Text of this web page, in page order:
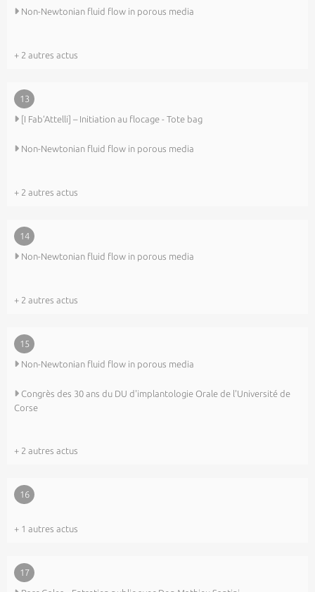
Non-Newtonian fluid flow in porous media
+ 2 autres actus
13
[I Fab’Attelli] – Initiation au flocage - Tote bag
Non-Newtonian fluid flow in porous media
+ 2 autres actus
14
Non-Newtonian fluid flow in porous media
+ 2 autres actus
15
Non-Newtonian fluid flow in porous media
Congrès des 30 ans du DU d'implantologie Orale de l'Université de
Corse
+ 2 autres actus
16
+ 1 autres actus
17